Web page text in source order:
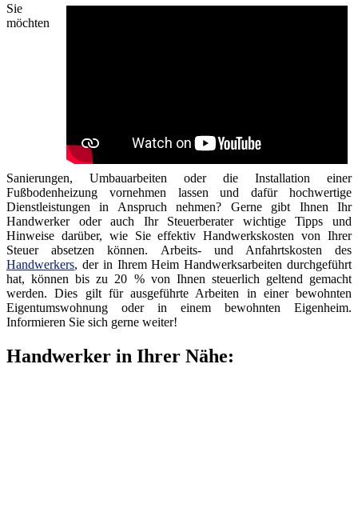
Sie
möchten
Sanierungen, Umbauarbeiten oder die Installation einer
Fußbodenheizung vornehmen lassen und dafür hochwertige
Dienstleistungen in Anspruch nehmen? Gerne gibt Ihnen Ihr
Handwerker oder auch Ihr Steuerberater wichtige Tipps und
Hinweise darüber, wie Sie effektiv Handwerkskosten von Ihrer
Steuer absetzen können. Arbeits- und Anfahrtskosten des
Handwerkers, der in Ihrem Heim Handwerksarbeiten durchgeführt
hat, können bis zu 20 % von Ihnen steuerlich geltend gemacht
werden. Dies gilt für ausgeführte Arbeiten in einer bewohnten
Eigentumswohnung oder in einem bewohnten Eigenheim.
Informieren Sie sich gerne weiter!
Handwerker in Ihrer Nähe: